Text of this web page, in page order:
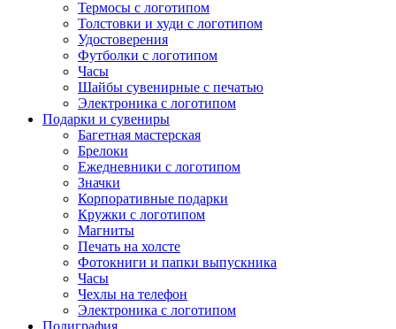
Термосы с логотипом
Толстовки и худи с логотипом
Удостоверения
Футболки с логотипом
Часы
Шайбы сувенирные с печатью
Электроника с логотипом
Подарки и сувениры
Багетная мастерская
Брелоки
Ежедневники с логотипом
Значки
Корпоративные подарки
Кружки с логотипом
Магниты
Печать на холсте
Фотокниги и папки выпускника
Часы
Чехлы на телефон
Электроника с логотипом